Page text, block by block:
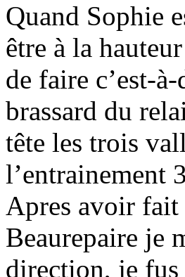
Quand Sophie
être à la
de faire c’est-
brassard du
tête les trois
l’entrainement
Apres avoir fait
Beaurepaire je
direction, je fus